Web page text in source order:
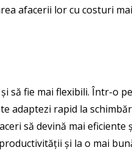
afacerii lor cu costuri
să fie mai flexibili. Într-o
adaptezi rapid la
să devină mai eficiente
și la o mai